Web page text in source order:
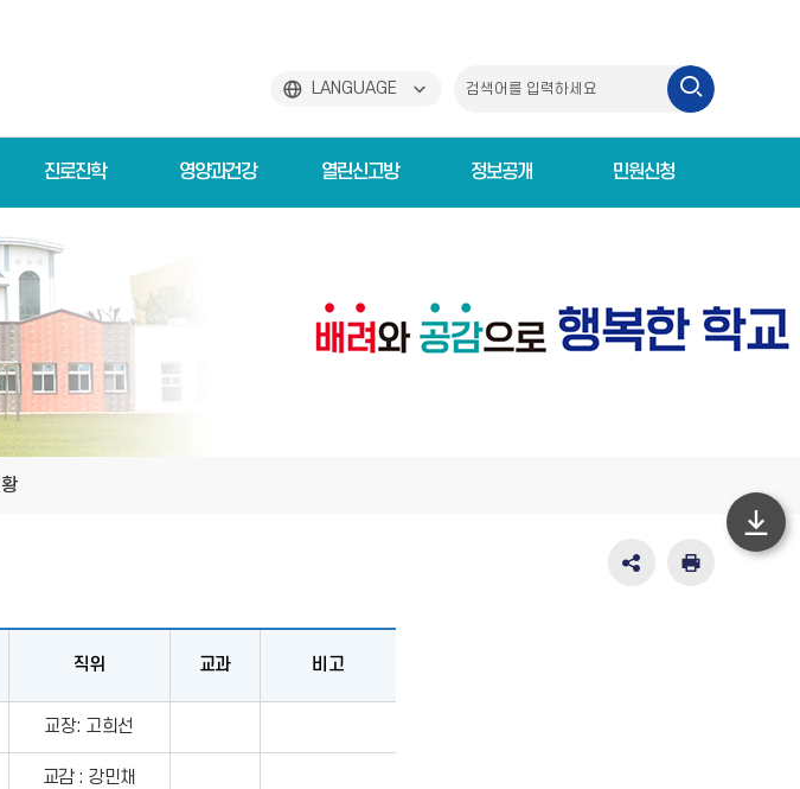
LANGUAGE
검
색
진로진학 영양과건강 열린신고방 정보공개 민원신청
SNS
인
직위 교과 비고
교장: 고희선
교감 : 강민채
하